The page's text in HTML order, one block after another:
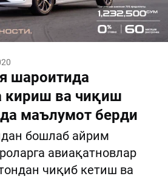
шароитида
кириш ва чиқиш
маълумот берди
бошлаб айрим
авиақатновлар
чиқиб кетиш ва